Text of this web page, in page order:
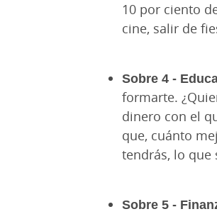
10 por ciento
cine, salir de
Sobre 4 -
formarte.
dinero con el
que, cuánto
tendrás, lo que
Sobre 5 -